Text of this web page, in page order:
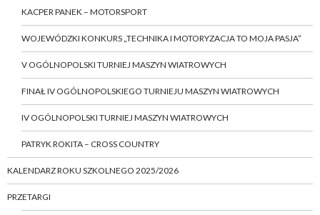
KACPER PANEK – MOTORSPORT
WOJEWÓDZKI KONKURS „TECHNIKA I MOTORYZACJA TO MOJA PASJA”
V OGÓLNOPOLSKI TURNIEJ MASZYN WIATROWYCH
FINAŁ IV OGÓLNOPOLSKIEGO TURNIEJU MASZYN WIATROWYCH
IV OGÓLNOPOLSKI TURNIEJ MASZYN WIATROWYCH
PATRYK ROKITA – CROSS COUNTRY
KALENDARZ ROKU SZKOLNEGO 2025/2026
PRZETARGI